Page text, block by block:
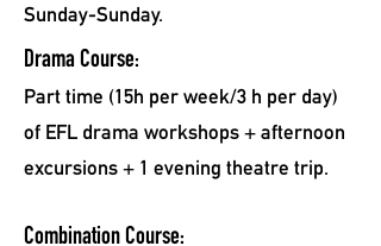
Sunday-Sunday.
Drama Course:
Part time (15h per week/3 h per day)
of EFL drama workshops + afternoon
excursions + 1 evening theatre trip.
Combination Course: